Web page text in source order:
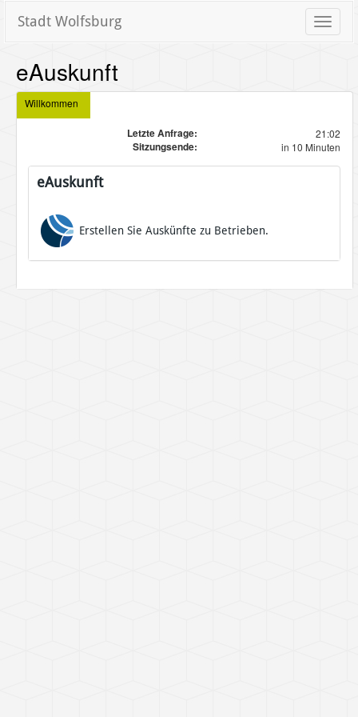
Toggle
Stadt Wolfsburg
eAuskunft
Willkommen
Letzte Anfrage: 21:02
Sitzungsende: in 10 Minuten
eAuskunft
Erstellen Sie Auskünfte zu Betrieben.